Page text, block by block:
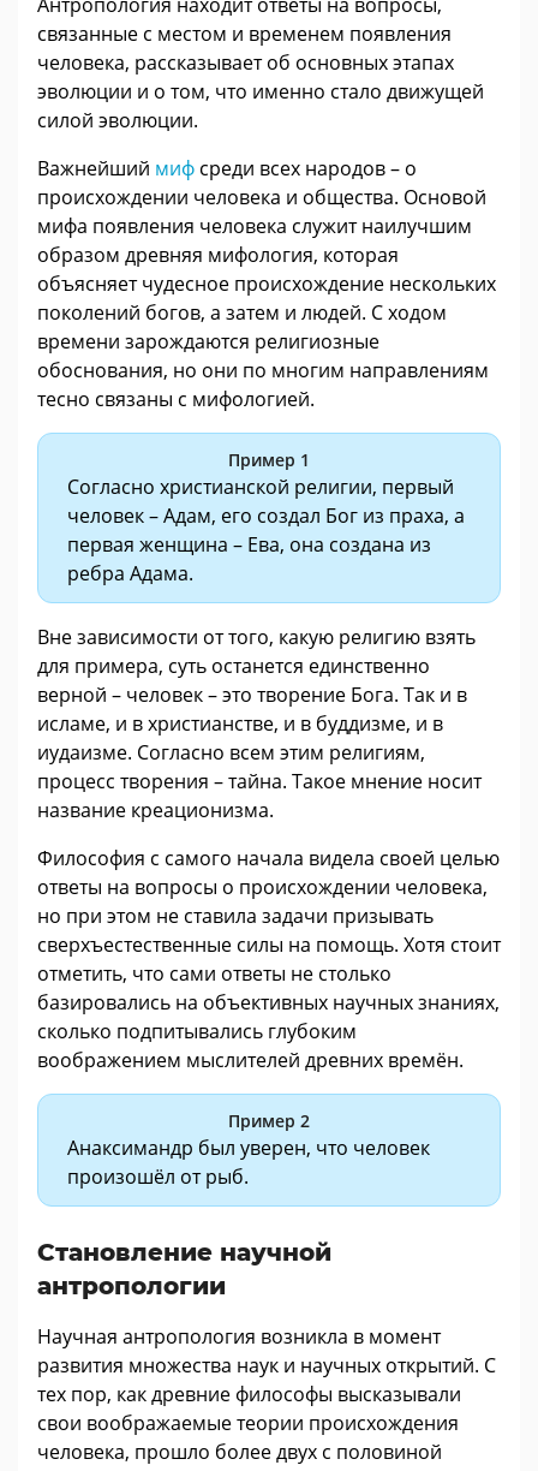
связанные с местом и временем появления
человека, рассказывает об основных этапах
эволюции и о том, что именно стало движущей
силой эволюции.
Важнейший миф среди всех народов – о
происхождении человека и общества. Основой
мифа появления человека служит наилучшим
образом древняя мифология, которая
объясняет чудесное происхождение нескольких
поколений богов, а затем и людей. С ходом
времени зарождаются религиозные
обоснования, но они по многим направлениям
тесно связаны с мифологией.
Пример 1
Согласно христианской религии, первый
человек – Адам, его создал Бог из праха, а
первая женщина – Ева, она создана из
ребра Адама.
Вне зависимости от того, какую религию взять
для примера, суть останется единственно
верной – человек – это творение Бога. Так и в
исламе, и в христианстве, и в буддизме, и в
иудаизме. Согласно всем этим религиям,
процесс творения – тайна. Такое мнение носит
название креационизма.
Философия с самого начала видела своей целью
ответы на вопросы о происхождении человека,
но при этом не ставила задачи призывать
сверхъестественные силы на помощь. Хотя стоит
отметить, что сами ответы не столько
базировались на объективных научных знаниях,
сколько подпитывались глубоким
воображением мыслителей древних времён.
Пример 2
Анаксимандр был уверен, что человек
произошёл от рыб.
Становление научной
антропологии
Научная антропология возникла в момент
развития множества наук и научных открытий. С
тех пор, как древние философы высказывали
свои воображаемые теории происхождения
человека, прошло более двух с половиной